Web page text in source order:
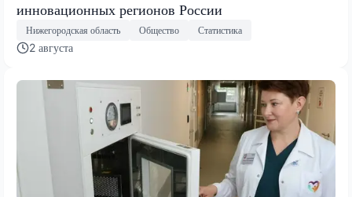
инновационных регионов России
Нижегородская область Общество Статистика
2 августа